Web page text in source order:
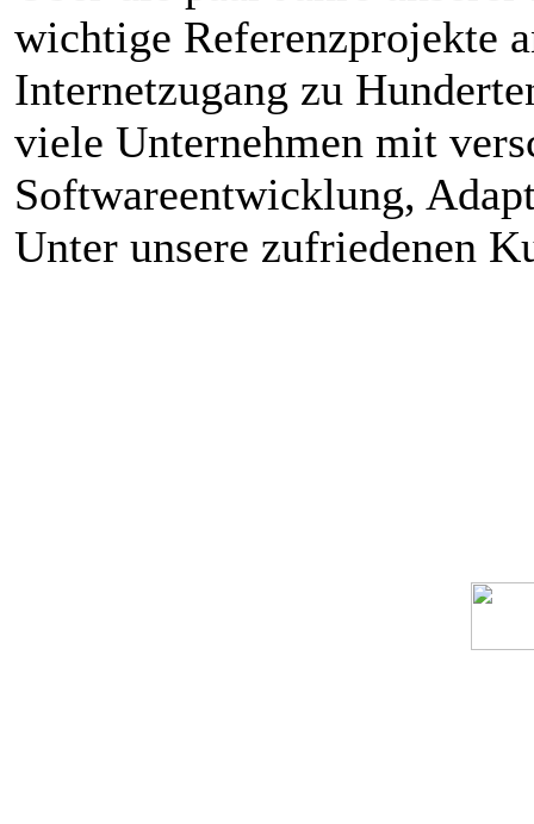
wichtige Referenzprojekte
Internetzugang zu
viele Unternehmen mit
Softwareentwicklung,
Unter unsere zufriedenen